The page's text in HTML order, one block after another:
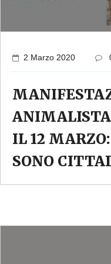
2 Marzo 2020
IL 12
SONO